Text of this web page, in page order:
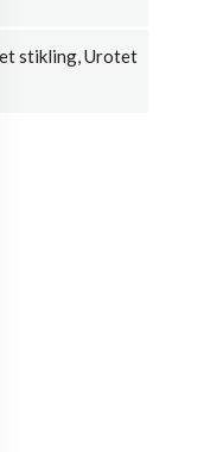
stikling, Urotet